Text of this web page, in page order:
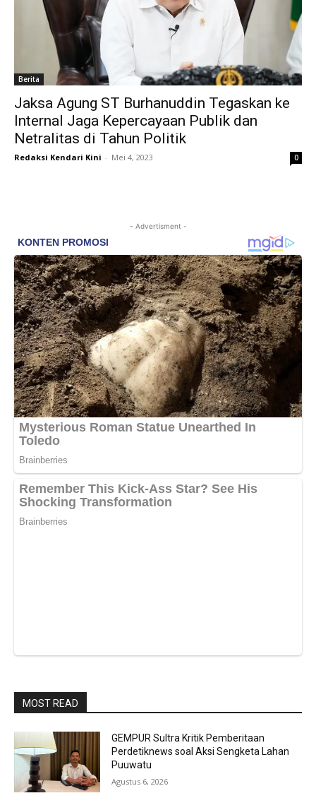
Berita
Jaksa Agung ST Burhanuddin Tegaskan ke
Internal Jaga Kepercayaan Publik dan
Netralitas di Tahun Politik
Redaksi Kendari Kini - Mei 4, 2023 0
- Advertisment -
MOST READ
GEMPUR Sultra Kritik Pemberitaan
Perdetiknews soal Aksi Sengketa Lahan
Puuwatu
Agustus 6, 2026